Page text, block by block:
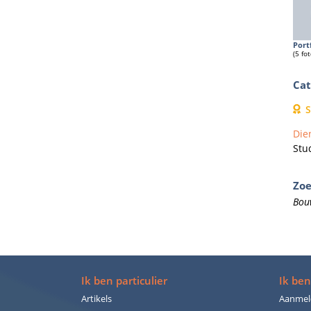
(5
Ik ben particulier
Artikels
Ik